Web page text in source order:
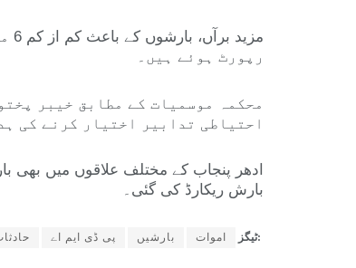
رپورٹ ہوئے ہیں۔
محکمہ موسمیات کے مطابق خیبر
احتیاطی تدابیر اختیار کرنے کی
ادھر پنجاب کے مختلف علاقوں میں بھی
بارش ریکارڈ کی گئی۔
ٹیگز: اموات بارشیں پی ڈی ایم اے